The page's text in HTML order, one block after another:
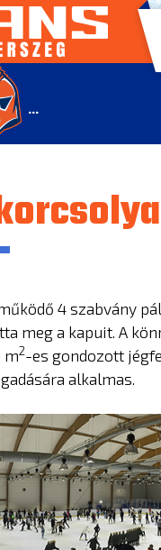
...
4 szabvány
meg a kapuit. A
m2-es gondozott
alkalmas.